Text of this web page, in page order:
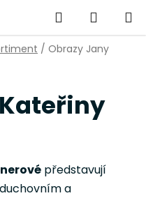
Hledat
KOŠÍK
/ Obrazy Jany
představují
a